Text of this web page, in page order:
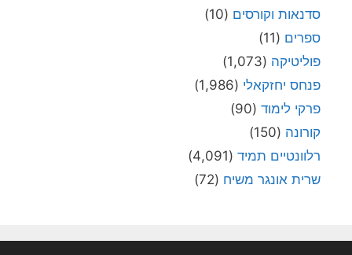
סדנאות וקורסים (10)
ספרים (11)
פוליטיקה (1,073)
פנחס יחזקאלי (1,986)
פרקי לימוד (90)
קורונה (150)
רלוונטיים תמיד (4,091)
שרית אונגר משיח (72)